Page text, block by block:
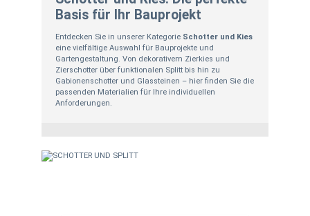
Basis für Ihr Bauprojekt
Entdecken Sie in unserer Kategorie Schotter und Kies
eine vielfältige Auswahl für Bauprojekte und
Gartengestaltung. Von dekorativem Zierkies und
Zierschotter über funktionalen Splitt bis hin zu
Gabionenschotter und Glassteinen – hier finden Sie die
passenden Materialien für Ihre individuellen
Anforderungen.